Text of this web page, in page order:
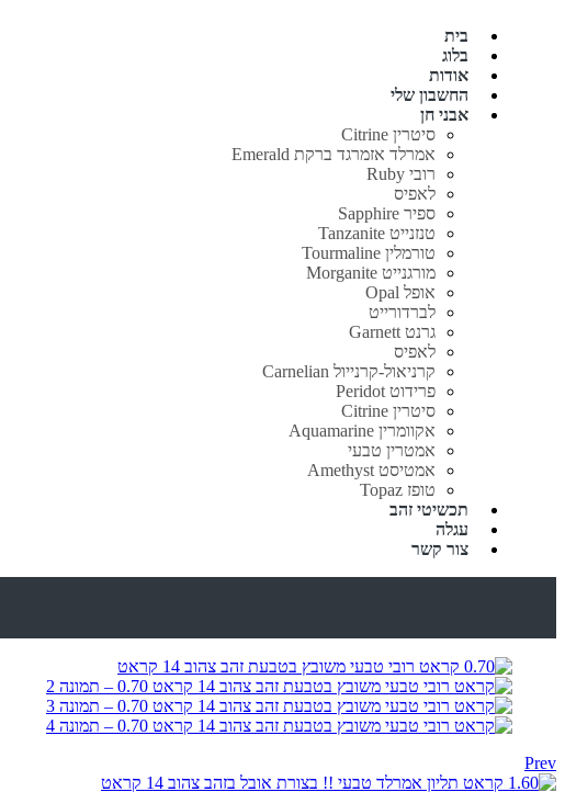
בית
בלוג
אודות
החשבון שלי
אבני חן
סיטרין Citrine
אמרלד אזמרגד ברקת Emerald
רובי Ruby
לאפיס
ספיר Sapphire
טנזנייט Tanzanite
טורמלין Tourmaline
מורגנייט Morganite
אופל Opal
לברדורייט
גרנט Garnett
לאפיס
קרניאול-קרנייול Carnelian
פרידוט Peridot
סיטרין Citrine
אקוומרין Aquamarine
אמטרין טבעי
אמטיסט Amethyst
טופז Topaz
תכשיטי זהב
עגלה
צור קשר
Prev